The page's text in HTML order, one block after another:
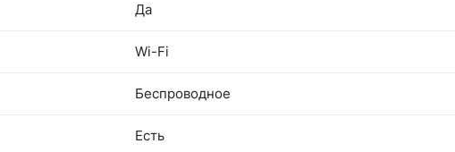
Да
Wi-Fi
Беспроводное
Есть